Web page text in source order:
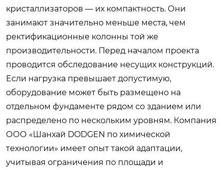
кристаллизаторов — их компактность. Они
занимают значительно меньше места, чем
ректификационные колонны той же
производительности. Перед началом проекта
проводится обследование несущих конструкций.
Если нагрузка превышает допустимую,
оборудование может быть размещено на
отдельном фундаменте рядом со зданием или
распределено по нескольким уровням. Компания
ООО «Шанхай DODGEN по химической
технологии» имеет опыт такой адаптации,
учитывая ограничения по площади и